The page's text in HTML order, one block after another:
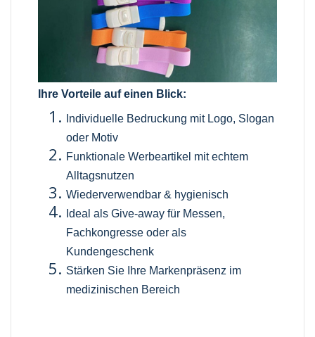
Ihre Vorteile auf einen Blick:
Individuelle Bedruckung mit Logo, Slogan
oder Motiv
Funktionale Werbeartikel mit echtem
Alltagsnutzen
Wiederverwendbar & hygienisch
Ideal als Give-away für Messen,
Fachkongresse oder als
Kundengeschenk
Stärken Sie Ihre Markenpräsenz im
medizinischen Bereich